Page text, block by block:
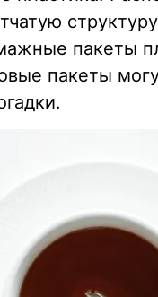
пакеты
пакеты